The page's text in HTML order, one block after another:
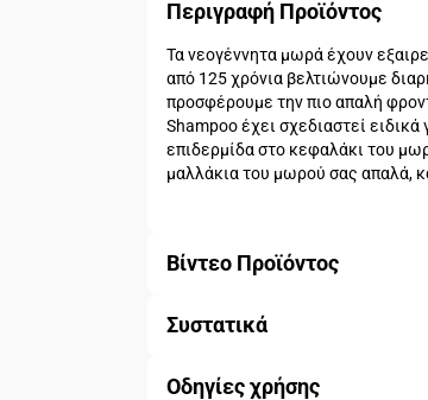
Περιγραφή Προϊόντος
Τα νεογέννητα μωρά έχουν
από 125 χρόνια βελτιώνουμε
προσφέρουμε την πιο απαλή
Shampoo έχει σχεδιαστεί
επιδερμίδα στο κεφαλάκι του
μαλλάκια του μωρού σας απαλά,
Βίντεο Προϊόντος
Συστατικά
Οδηγίες χρήσης